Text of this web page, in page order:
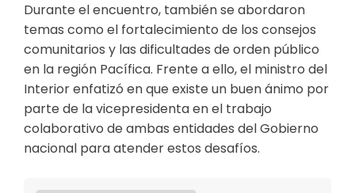
Durante el encuentro, también se abordaron
temas como el fortalecimiento de los consejos
comunitarios y las dificultades de orden público
en la región Pacífica. Frente a ello, el ministro del
Interior enfatizó en que existe un buen ánimo por
parte de la vicepresidenta en el trabajo
colaborativo de ambas entidades del Gobierno
nacional para atender estos desafíos.